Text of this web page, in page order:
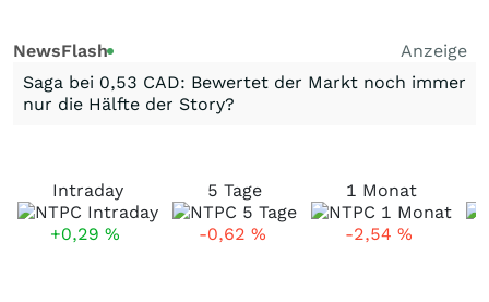
NewsFlash
Anzeige
Saga bei 0,53 CAD: Bewertet der Markt noch immer
nur die Hälfte der Story?
Intraday
+0,29 %
5 Tage
-0,62 %
1 Monat
-2,54 %